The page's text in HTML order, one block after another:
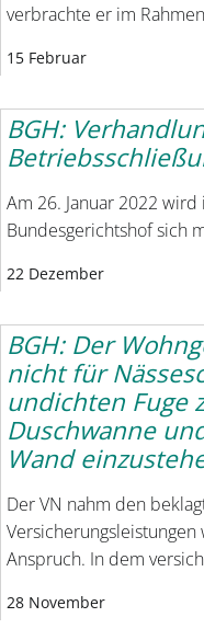
verbrachte er im Rahmen
15 Februar
BGH:
Am 26. Januar 2022
Bundesgerichtshof sich
22 Dezember
BGH: Der
nicht für
undichten Fuge
Duschwanne
Wand
Der VN nahm den
Versicherungsleistungen
Anspruch. In dem
28 November